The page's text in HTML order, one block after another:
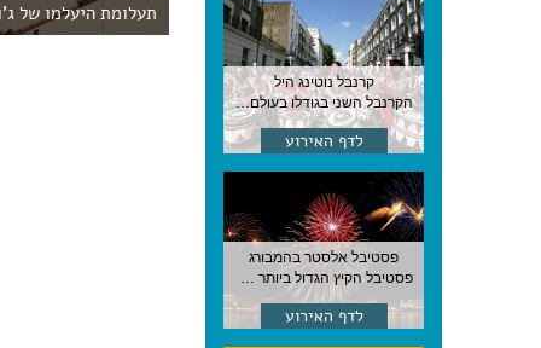
קרנבל נוטינג היל
הקרנבל השני בגודלו בעולם, עם מוזיקה, תהלוכות ותחפושות. לונדון
לדף האירוע
פסטיבל אלסטר בהמבורג
פסטיבל הקיץ הגדול ביותר בהמבורג, סוף אוגוסט, גרמניה
לדף האירוע
תעלומת היעלמו של